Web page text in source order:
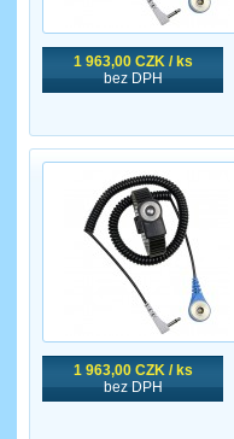
1 963,00 CZK / ks
bez DPH
1 963,00 CZK / ks
bez DPH